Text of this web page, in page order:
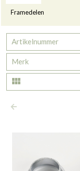
Framedelen
Artikelnummer
Merk